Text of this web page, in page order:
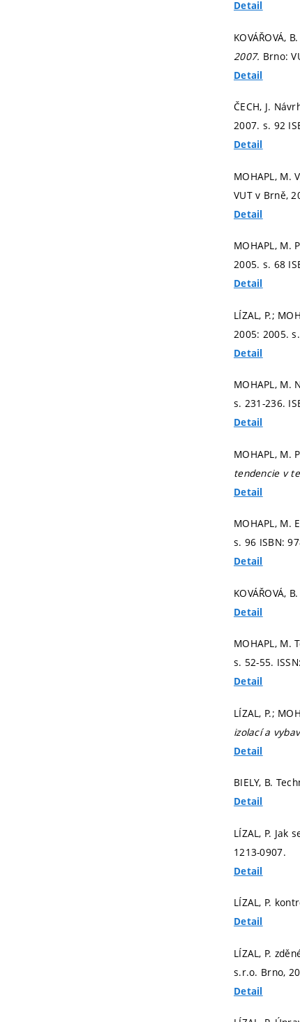
Detail
KOVÁŘOVÁ,
2007. Brno:
Detail
ČECH, J.
2007. s. 92
Detail
MOHAPL, M.
VUT v Brně,
Detail
MOHAPL, M.
2005. s. 68
Detail
LÍZAL, P.;
2005: 2005.
Detail
MOHAPL, M.
s. 231-236.
Detail
MOHAPL, M.
tendencie v
Detail
MOHAPL, M.
s. 96 ISBN:
Detail
KOVÁŘOVÁ,
Detail
MOHAPL, M.
s. 52-55.
Detail
LÍZAL, P.;
izolací a
Detail
BIELY, B.
Detail
LÍZAL, P. Jak
1213-0907.
Detail
LÍZAL, P.
Detail
LÍZAL, P.
s.r.o. Brno,
Detail